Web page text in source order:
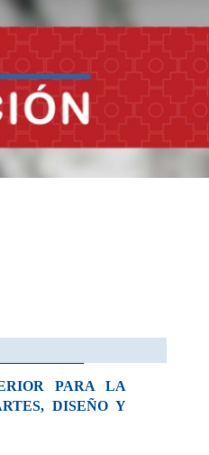
PARA LA
DISEÑO Y